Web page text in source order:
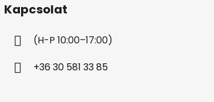
Kapcsolat
(H-P 10:00–17:00)
+36 30 581 33 85